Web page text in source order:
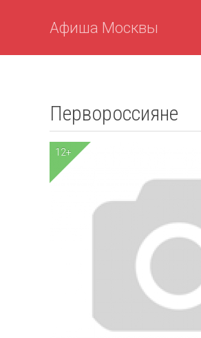
Афиша Москвы
Первороссияне
12+